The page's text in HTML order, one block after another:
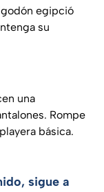
egipció
su
una
Rompe
básica.
sigue a